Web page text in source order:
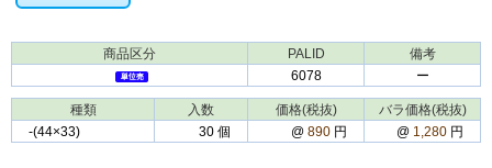
商品区分 PALID
備考
6078
ー
種類 入数 価格(税抜)
バラ価格(税抜)
‐(44×33)
30 個 @ 890 円 @ 1,280 円